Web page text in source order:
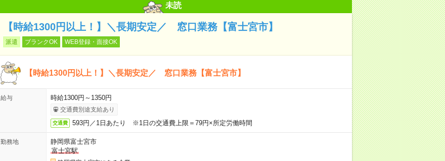
未読
【時給1300円以上！】＼長期安定／ 窓口業務【富士宮市】
派遣 ブランクOK WEB登録・面接OK
【時給1300円以上！】＼長期安定／ 窓口業務【富士宮市】
給与 時給1300円～1350円
交通費別途支給あり
交通費 593円／1日あたり ※1日の交通費上限＝79円×所定労働時間
勤務地
静岡県富士宮市
富士宮駅